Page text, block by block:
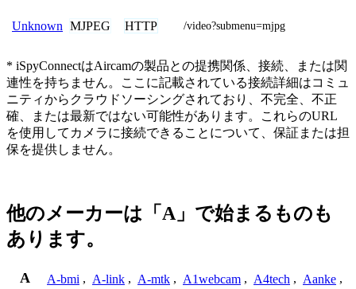
Unknown MJPEG HTTP /video?submenu=mjpg
* iSpyConnectはAircamの製品との提携関係、接続、または関
連性を持ちません。ここに記載されている接続詳細はコミュ
ニティからクラウドソーシングされており、不完全、不正
確、または最新ではない可能性があります。これらのURL
を使用してカメラに接続できることについて、保証または担
保を提供しません。
他のメーカーは「A」で始まるものも
あります。
A A-bmi , A-link , A-mtk , A1webcam , A4tech , Aanke ,